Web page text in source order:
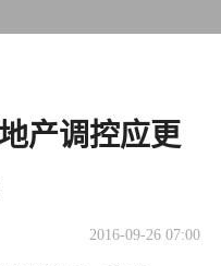
产调控应更
2016-09-26 07:00